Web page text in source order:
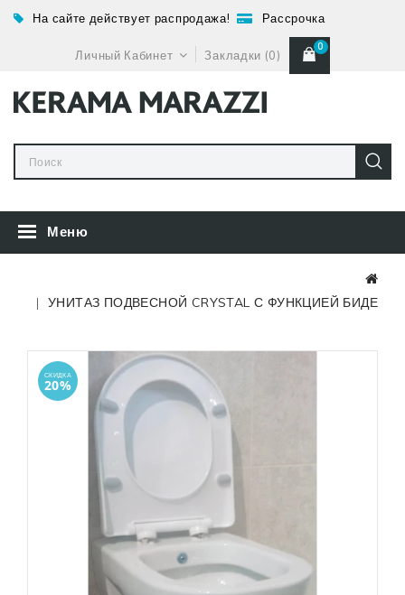
На сайте действует распродажа! Рассрочка
Личный Кабинет Закладки (0)
0
Меню
УНИТАЗ ПОДВЕСНОЙ CRYSTAL С ФУНКЦИЕЙ БИДЕ
СКИДКА
20%